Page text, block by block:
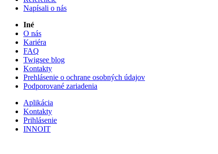
Napísali o nás
Iné
O nás
Kariéra
FAQ
Twigsee blog
Kontakty
Prehlásenie o ochrane osobných údajov
Podporované zariadenia
Aplikácia
Kontakty
Prihlásenie
INNOIT